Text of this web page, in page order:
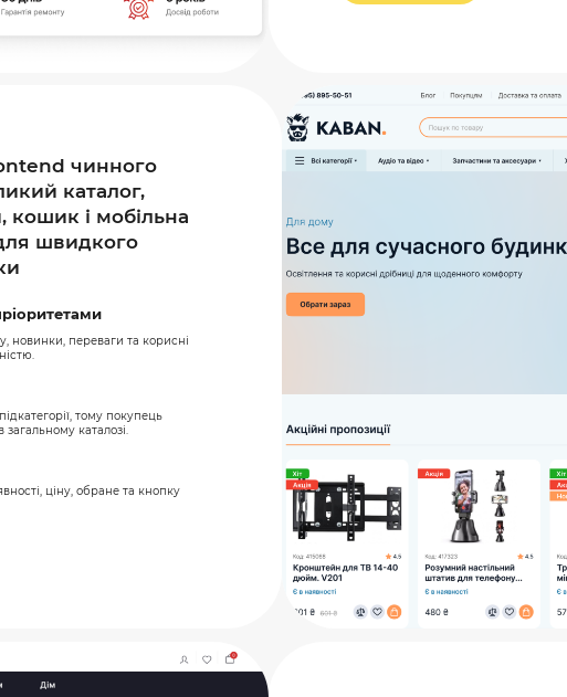
чинного
каталог,
кошик і мобільна
швидкого
новинки, переваги та корисні
тому покупець
каталозі.
ціну, обране та кнопку